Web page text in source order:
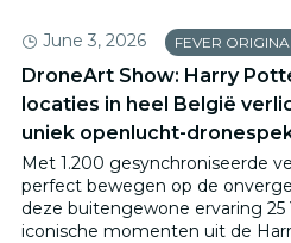
June 3, 2026 FEVER
DroneArt Show: Harry
locaties in heel België
uniek openlucht-
Met 1.200 gesynchroniseerde
perfect bewegen op de
deze buitengewone ervaring 25
iconische momenten uit de